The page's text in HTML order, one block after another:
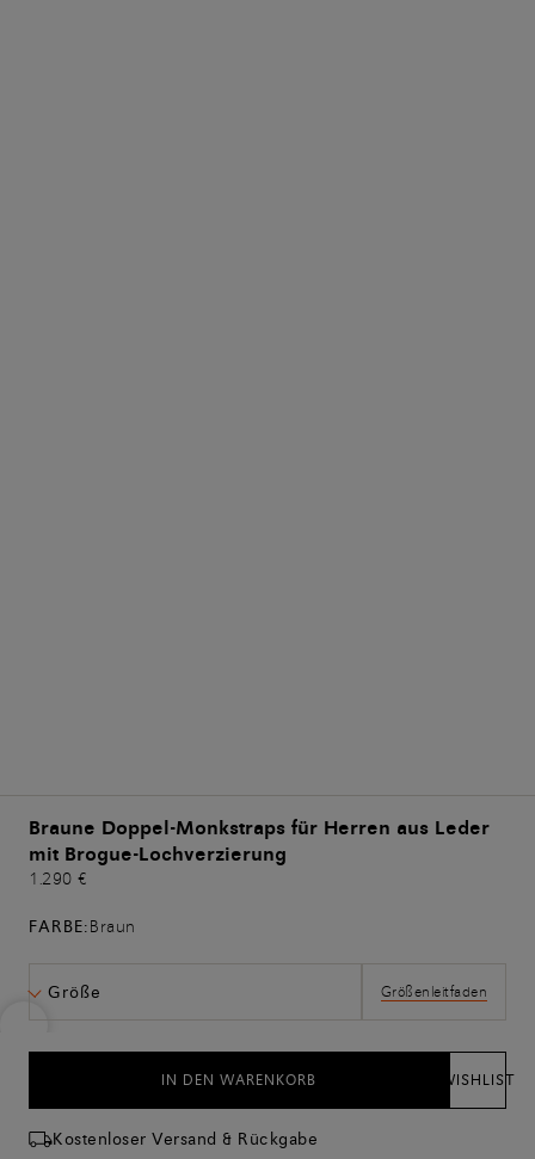
Braune Doppel-Monkstraps für Herren aus Leder
mit Brogue-Lochverzierung
1.290 €
FARBE:Braun
Größe Größenleitfaden
IN DEN WARENKORB WISHLIST
Kostenloser Versand & Rückgabe